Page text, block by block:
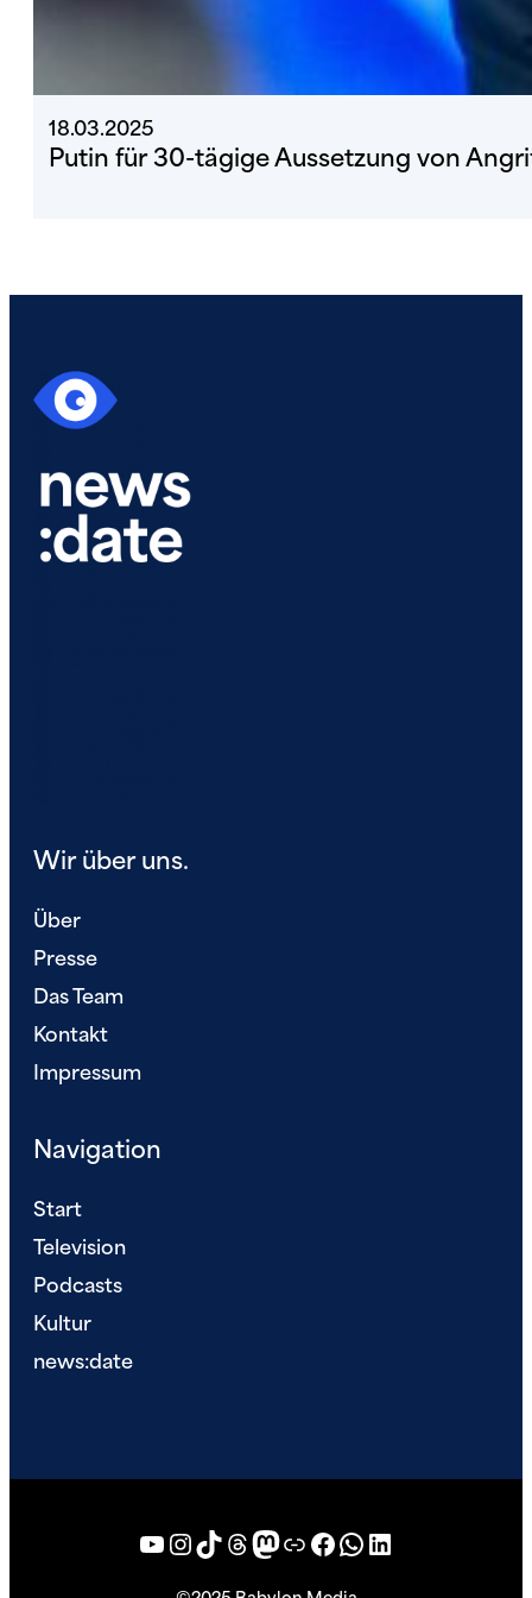
18.03.2025
Putin für 30-tägige Aussetzung von
Wir über uns.
Über
Presse
Das Team
Kontakt
Impressum
Navigation
Start
Television
Podcasts
Kultur
news:date
YouTube
Instagram
TikTok
Threads
Mastodon
Bluesky
Facebook
WhatsApp
LinkedIn